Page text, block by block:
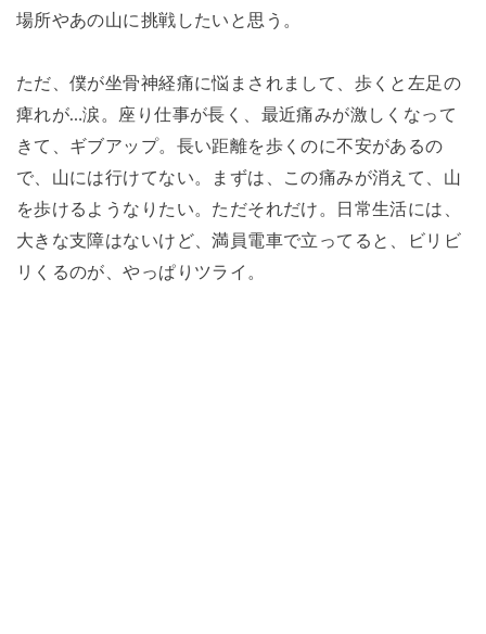
場所やあの山に挑戦したいと思う。
ただ、僕が坐骨神経痛に悩まされまして、歩くと左足の
痺れが…涙。座り仕事が長く、最近痛みが激しくなって
きて、ギブアップ。長い距離を歩くのに不安があるの
で、山には行けてない。まずは、この痛みが消えて、山
を歩けるようなりたい。ただそれだけ。日常生活には、
大きな支障はないけど、満員電車で立ってると、ビリビ
リくるのが、やっぱりツライ。